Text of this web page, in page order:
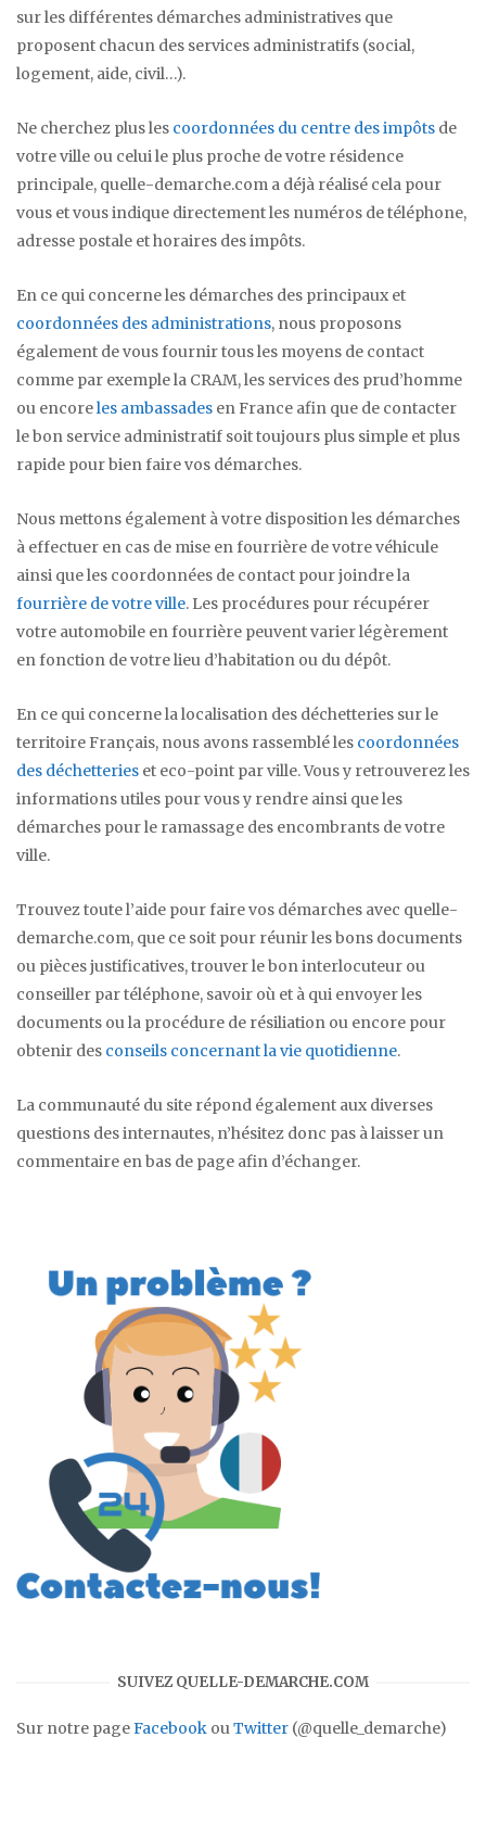
sur les différentes démarches administratives que
proposent chacun des services administratifs (social,
logement, aide, civil…).
Ne cherchez plus les coordonnées du centre des impôts de
votre ville ou celui le plus proche de votre résidence
principale, quelle-demarche.com a déjà réalisé cela pour
vous et vous indique directement les numéros de téléphone,
adresse postale et horaires des impôts.
En ce qui concerne les démarches des principaux et
coordonnées des administrations, nous proposons
également de vous fournir tous les moyens de contact
comme par exemple la CRAM, les services des prud’homme
ou encoreles ambassades en France afin que de contacter
le bon service administratif soit toujours plus simple et plus
rapide pour bien faire vos démarches.
Nous mettons également à votre disposition les démarches
à effectuer en cas de mise en fourrière de votre véhicule
ainsi que les coordonnées de contact pour joindre la
fourrière de votre ville. Les procédures pour récupérer
votre automobile en fourrière peuvent varier légèrement
en fonction de votre lieu d’habitation ou du dépôt.
En ce qui concerne la localisation des déchetteries sur le
territoire Français, nous avons rassemblé les coordonnées
des déchetteries et eco-point par ville. Vous y retrouverez les
informations utiles pour vous y rendre ainsi que les
démarches pour le ramassage des encombrants de votre
ville.
Trouvez toute l’aide pour faire vos démarches avec quelle-
demarche.com, que ce soit pour réunir les bons documents
ou pièces justificatives, trouver le bon interlocuteur ou
conseiller par téléphone, savoir où et à qui envoyer les
documents ou la procédure de résiliation ou encore pour
obtenir des conseils concernant la vie quotidienne.
La communauté du site répond également aux diverses
questions des internautes, n’hésitez donc pas à laisser un
commentaire en bas de page afin d’échanger.
SUIVEZ QUELLE-DEMARCHE.COM
Sur notre pageFacebook ouTwitter (@quelle_demarche)